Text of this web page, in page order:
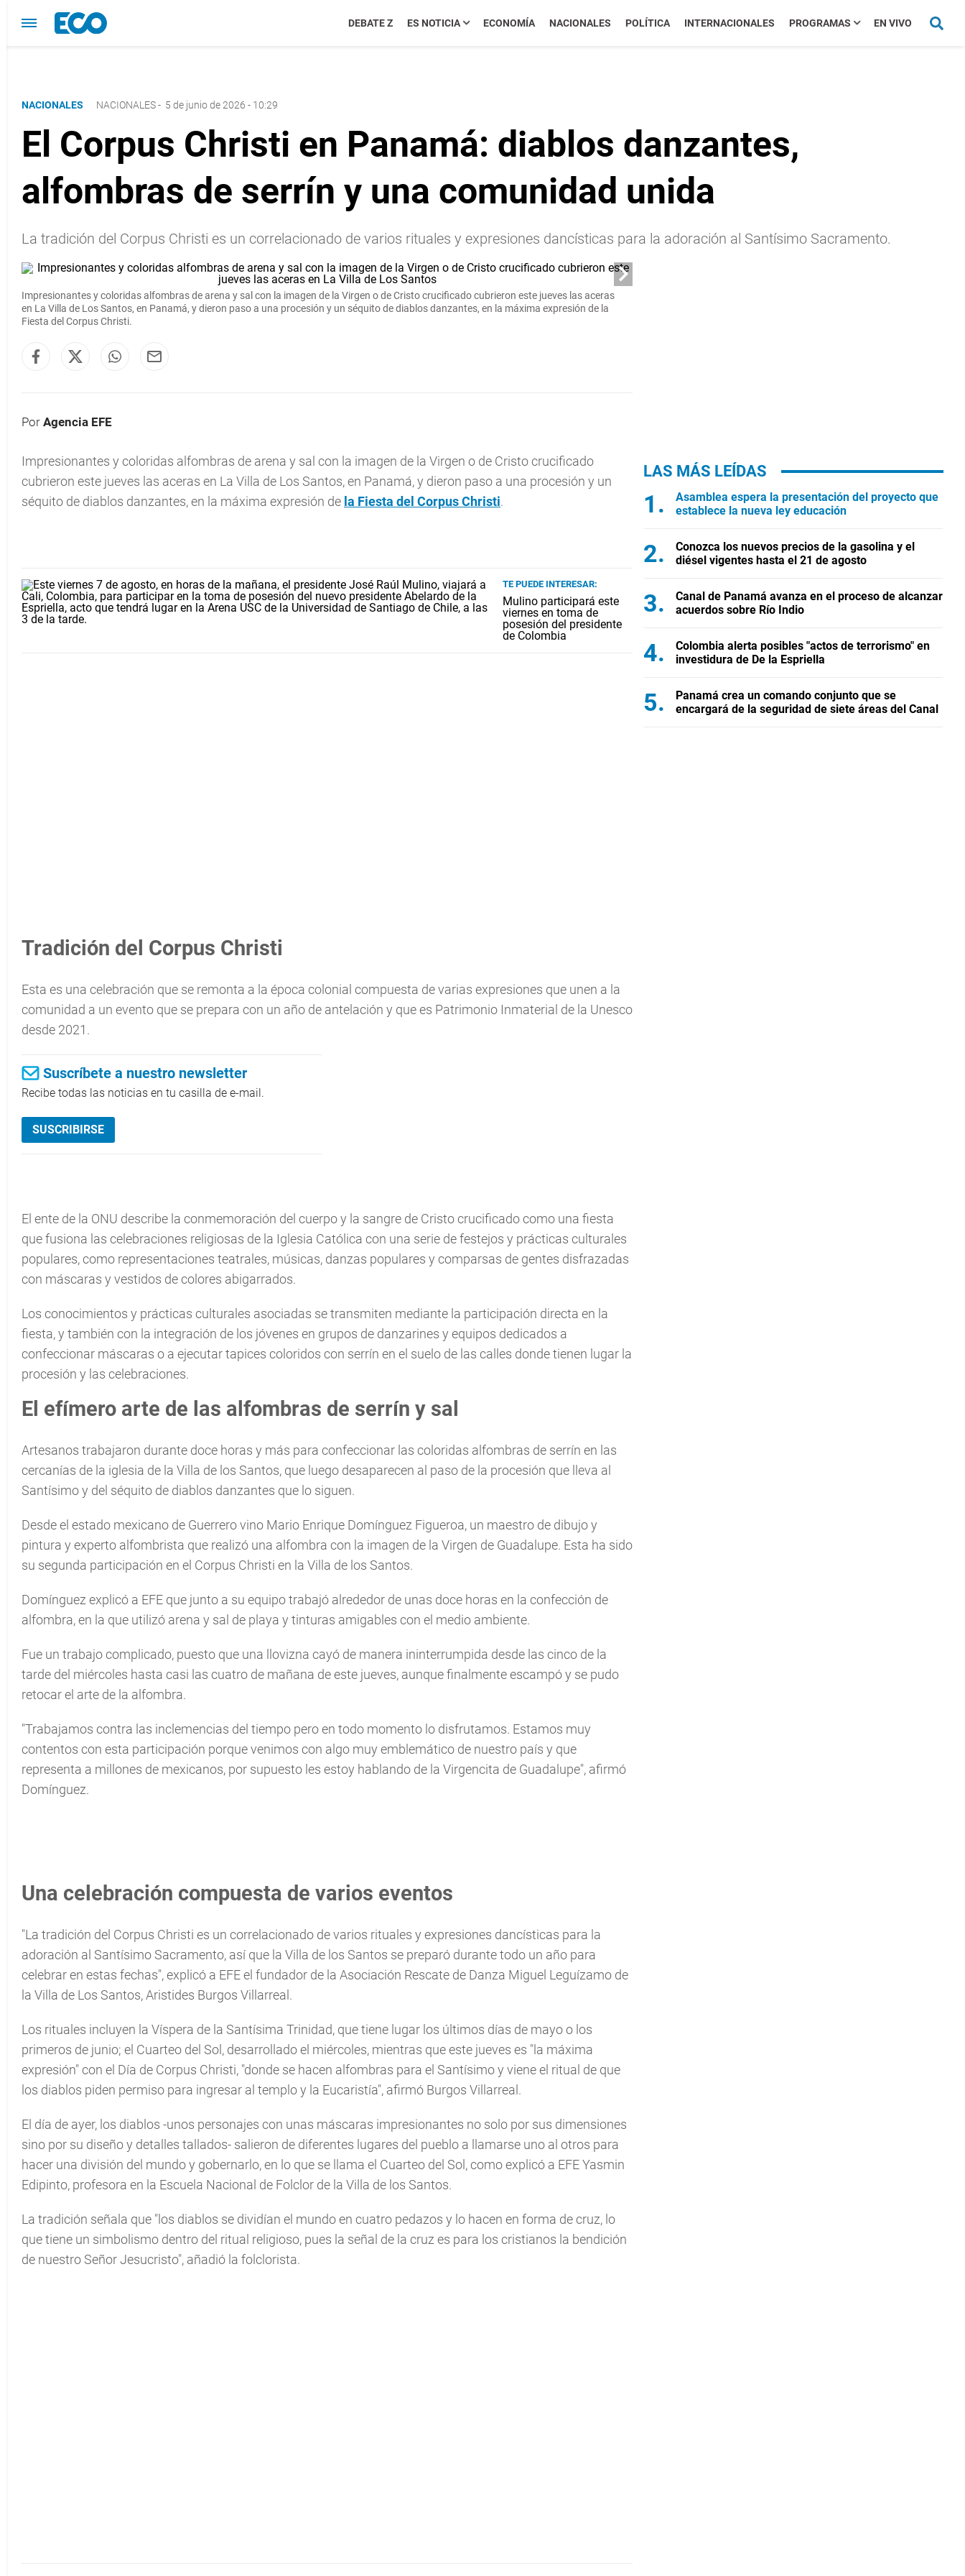
DEBATE Z ES NOTICIA ECONOMÍA NACIONALES POLÍTICA INTERNACIONALES PROGRAMAS EN VIVO
NACIONALES NACIONALES- 5 de junio de 2026 - 10:29
El Corpus Christi en Panamá: diablos danzantes,
alfombras de serrín y una comunidad unida
La tradición del Corpus Christi es un correlacionado de varios rituales y expresiones dancísticas para la adoración al Santísimo Sacramento.
Impresionantes y coloridas alfombras de arena y sal con la imagen de la Virgen o de Cristo crucificado cubrieron este jueves las aceras
en La Villa de Los Santos, en Panamá, y dieron paso a una procesión y un séquito de diablos danzantes, en la máxima expresión de la
Fiesta del Corpus Christi.
Por Agencia EFE
Impresionantes y coloridas alfombras de arena y sal con la imagen de la Virgen o de Cristo crucificado
cubrieron este jueves las aceras en La Villa de Los Santos, en Panamá, y dieron paso a una procesión y un
séquito de diablos danzantes, en la máxima expresión de la Fiesta del Corpus Christi.
TE PUEDE INTERESAR:
Mulino participará este
viernes en toma de
posesión del presidente
de Colombia
Tradición del Corpus Christi
Esta es una celebración que se remonta a la época colonial compuesta de varias expresiones que unen a la
comunidad a un evento que se prepara con un año de antelación y que es Patrimonio Inmaterial de la Unesco
desde 2021.
Suscríbete a nuestro newsletter
Recibe todas las noticias en tu casilla de e-mail.
SUSCRIBIRSE
El ente de la ONU describe la conmemoración del cuerpo y la sangre de Cristo crucificado como una fiesta
que fusiona las celebraciones religiosas de la Iglesia Católica con una serie de festejos y prácticas culturales
populares, como representaciones teatrales, músicas, danzas populares y comparsas de gentes disfrazadas
con máscaras y vestidos de colores abigarrados.
Los conocimientos y prácticas culturales asociadas se transmiten mediante la participación directa en la
fiesta, y también con la integración de los jóvenes en grupos de danzarines y equipos dedicados a
confeccionar máscaras o a ejecutar tapices coloridos con serrín en el suelo de las calles donde tienen lugar la
procesión y las celebraciones.
El efímero arte de las alfombras de serrín y sal
Artesanos trabajaron durante doce horas y más para confeccionar las coloridas alfombras de serrín en las
cercanías de la iglesia de la Villa de los Santos, que luego desaparecen al paso de la procesión que lleva al
Santísimo y del séquito de diablos danzantes que lo siguen.
Desde el estado mexicano de Guerrero vino Mario Enrique Domínguez Figueroa, un maestro de dibujo y
pintura y experto alfombrista que realizó una alfombra con la imagen de la Virgen de Guadalupe. Esta ha sido
su segunda participación en el Corpus Christi en la Villa de los Santos.
Domínguez explicó a EFE que junto a su equipo trabajó alrededor de unas doce horas en la confección de
alfombra, en la que utilizó arena y sal de playa y tinturas amigables con el medio ambiente.
Fue un trabajo complicado, puesto que una llovizna cayó de manera ininterrumpida desde las cinco de la
tarde del miércoles hasta casi las cuatro de mañana de este jueves, aunque finalmente escampó y se pudo
retocar el arte de la alfombra.
"Trabajamos contra las inclemencias del tiempo pero en todo momento lo disfrutamos. Estamos muy
contentos con esta participación porque venimos con algo muy emblemático de nuestro país y que
representa a millones de mexicanos, por supuesto les estoy hablando de la Virgencita de Guadalupe", afirmó
Domínguez.
Una celebración compuesta de varios eventos
"La tradición del Corpus Christi es un correlacionado de varios rituales y expresiones dancísticas para la
adoración al Santísimo Sacramento, así que la Villa de los Santos se preparó durante todo un año para
celebrar en estas fechas", explicó a EFE el fundador de la Asociación Rescate de Danza Miguel Leguízamo de
la Villa de Los Santos, Aristides Burgos Villarreal.
Los rituales incluyen la Víspera de la Santísima Trinidad, que tiene lugar los últimos días de mayo o los
primeros de junio; el Cuarteo del Sol, desarrollado el miércoles, mientras que este jueves es "la máxima
expresión" con el Día de Corpus Christi, "donde se hacen alfombras para el Santísimo y viene el ritual de que
los diablos piden permiso para ingresar al templo y la Eucaristía", afirmó Burgos Villarreal.
El día de ayer, los diablos -unos personajes con unas máscaras impresionantes no solo por sus dimensiones
sino por su diseño y detalles tallados- salieron de diferentes lugares del pueblo a llamarse uno al otros para
hacer una división del mundo y gobernarlo, en lo que se llama el Cuarteo del Sol, como explicó a EFE Yasmin
Edipinto, profesora en la Escuela Nacional de Folclor de la Villa de los Santos.
La tradición señala que "los diablos se dividían el mundo en cuatro pedazos y lo hacen en forma de cruz, lo
que tiene un simbolismo dentro del ritual religioso, pues la señal de la cruz es para los cristianos la bendición
de nuestro Señor Jesucristo", añadió la folclorista.
LAS MÁS LEÍDAS
Asamblea espera la presentación del proyecto que
establece la nueva ley educación
Conozca los nuevos precios de la gasolina y el
diésel vigentes hasta el 21 de agosto
Canal de Panamá avanza en el proceso de alcanzar
acuerdos sobre Río Indio
Colombia alerta posibles "actos de terrorismo" en
investidura de De la Espriella
Panamá crea un comando conjunto que se
encargará de la seguridad de siete áreas del Canal